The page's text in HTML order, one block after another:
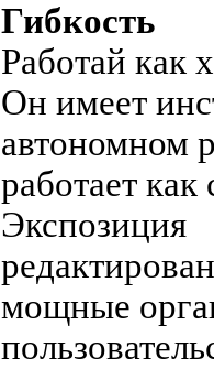
Гибкость
Работай как
Он имеет
автономном
работает
Экспозиция
мощные